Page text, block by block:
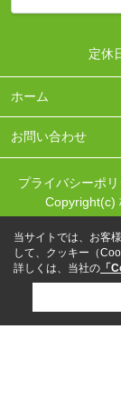
定休
ホーム
お問い合わせ
プライバシーポ
Copyright(c)
当サイトでは、お客
して、クッキー（
詳しくは、当社の 「